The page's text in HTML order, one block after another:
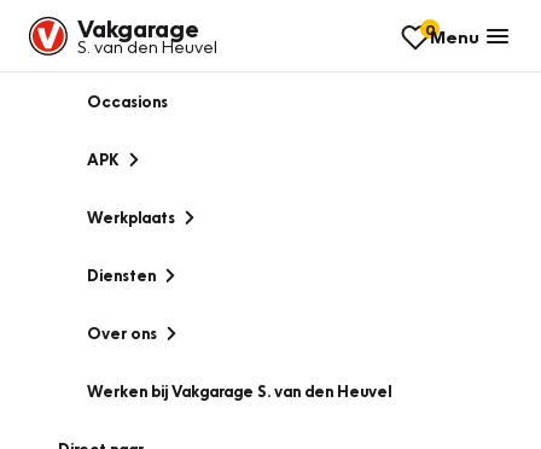
Vakgarage
S. van den Heuvel
0Menu
Occasions
APK
Werkplaats
Diensten
Over ons
Werken bij Vakgarage S. van den Heuvel